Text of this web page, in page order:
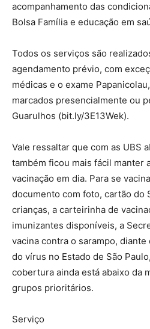
acompanhamento das
Bolsa Família e educação em
Todos os serviços são
agendamento prévio, com
médicas e o exame
marcados presencialmente ou
Guarulhos (bit.ly/3E13Wek).
Vale ressaltar que com as UBS
também ficou mais fácil manter
vacinação em dia. Para se
documento com foto, cartão do
crianças, a carteirinha de
imunizantes disponíveis, a
vacina contra o sarampo,
do vírus no Estado de São
cobertura ainda está abaixo da
grupos prioritários.
Serviço